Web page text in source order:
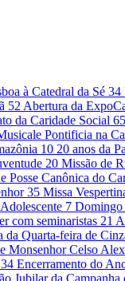
à Catedral da Sé 34
52 Abertura da
da Caridade Social 65
Pontificia na
10 20 anos da
20 Missão de
Posse Canônica do
35 Missa
7 Domingo
com seminaristas 21
da Quarta-feira de
Monsenhor Celso
34 Encerramento do
Jubilar da